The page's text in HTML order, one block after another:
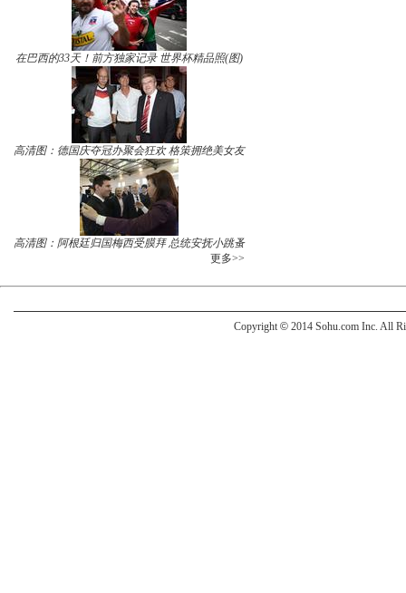
在巴西的33天！前方独家记录 世界杯精品照(图)
高清图：德国庆夺冠办聚会狂欢 格策拥绝美女友
高清图：阿根廷归国梅西受膜拜 总统安抚小跳蚤
更多>>
Copyright © 2014 Sohu.com Inc. All